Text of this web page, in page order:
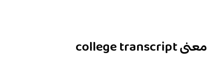
معنىcollege transcript